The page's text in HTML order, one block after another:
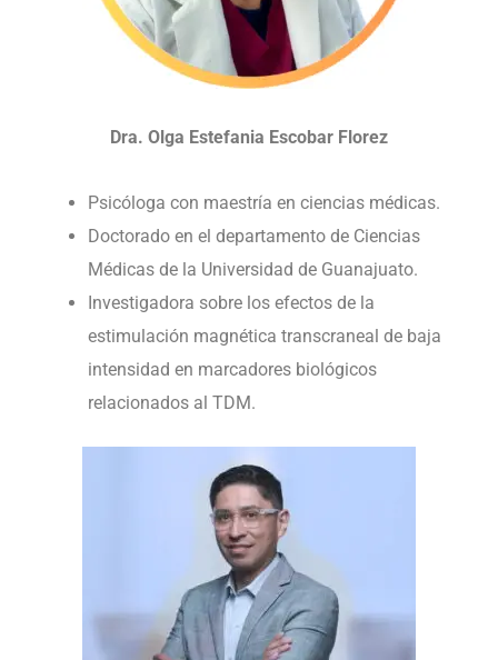
Dra. Olga Estefania Escobar Florez
Psicóloga con maestría en ciencias médicas.
Doctorado en el departamento de Ciencias
Médicas de la Universidad de Guanajuato.
Investigadora sobre los efectos de la
estimulación magnética transcraneal de baja
intensidad en marcadores biológicos
relacionados al TDM.